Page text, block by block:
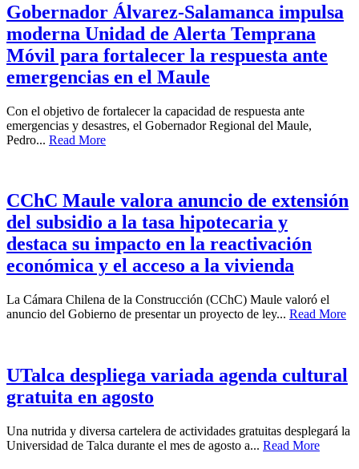
Gobernador Álvarez-Salamanca impulsa
moderna Unidad de Alerta Temprana
Móvil para fortalecer la respuesta ante
emergencias en el Maule
Con el objetivo de fortalecer la capacidad de respuesta ante
emergencias y desastres, el Gobernador Regional del Maule,
Pedro... Read More
CChC Maule valora anuncio de extensión
del subsidio a la tasa hipotecaria y
destaca su impacto en la reactivación
económica y el acceso a la vivienda
La Cámara Chilena de la Construcción (CChC) Maule valoró el
anuncio del Gobierno de presentar un proyecto de ley... Read More
UTalca despliega variada agenda cultural
gratuita en agosto
Una nutrida y diversa cartelera de actividades gratuitas desplegará la
Universidad de Talca durante el mes de agosto a... Read More